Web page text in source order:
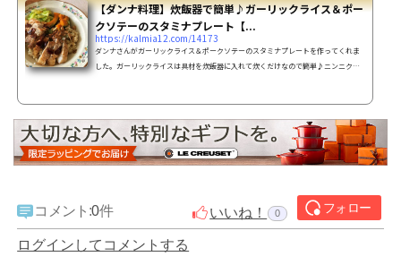
【ダンナ料理】炊飯器で簡単♪ガーリックライス＆ポー
クソテーのスタミナプレート【...
https://kalmia12.com/14173
ダンナさんがガーリックライス＆ポークソテーのスタミナプレートを作ってくれま
した。ガーリックライスは具材を炊飯器に入れて炊くだけなので簡単♪ニンニクの
ーリックライス米 1.5合玉ねぎ みじん切り 1/2コ
スイートコーン（缶詰） 50ｇスライスガーリック(...